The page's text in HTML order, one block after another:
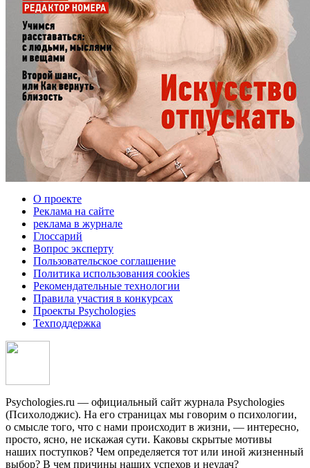
О проекте
Реклама на сайте
реклама в журнале
Глоссарий
Вопрос эксперту
Пользовательское соглашение
Политика использования cookies
Рекомендательные технологии
Правила участия в конкурсах
Проекты Psychologies
Техподдержка
Psychologies.ru — официальный сайт журнала Psychologies
(Психoлоджиc). На его страницах мы говорим о психологии,
о смысле того, что с нами происходит в жизни, — интересно,
просто, ясно, не искажая сути. Каковы скрытые мотивы
наших поступков? Чем определяется тот или иной жизненный
выбор? В чем причины наших успехов и неудач?